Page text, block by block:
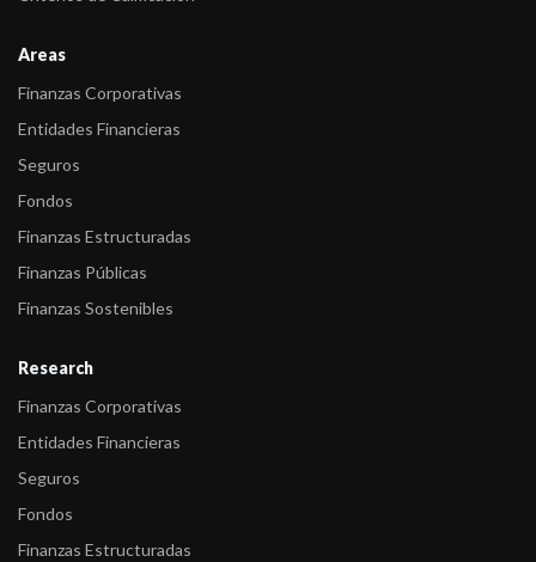
Areas
Finanzas Corporativas
Entidades Financieras
Seguros
Fondos
Finanzas Estructuradas
Finanzas Públicas
Finanzas Sostenibles
Research
Finanzas Corporativas
Entidades Financieras
Seguros
Fondos
Finanzas Estructuradas